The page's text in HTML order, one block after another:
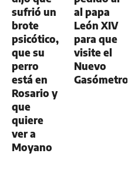
sufrió un
brote
psicótico,
que su
perro
está en
Rosario y
que
quiere
ver a
Moyano
al papa
León XIV
para que
visite el
Nuevo
Gasómetro